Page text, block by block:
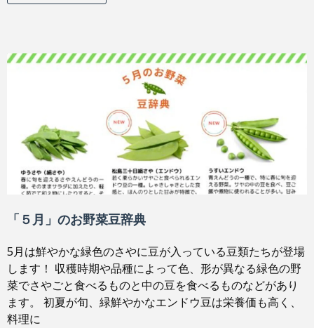
「５月」のお野菜豆辞典
5月は鮮やかな緑色のさやに豆が入っている豆類たちが登場
します！ 収穫時期や品種によって色、形が異なる緑色の野
菜でさやごと食べるものと中の豆を食べるものなどがあり
ます。 初夏が旬、緑鮮やかなエンドウ豆は栄養価も高く、
料理に